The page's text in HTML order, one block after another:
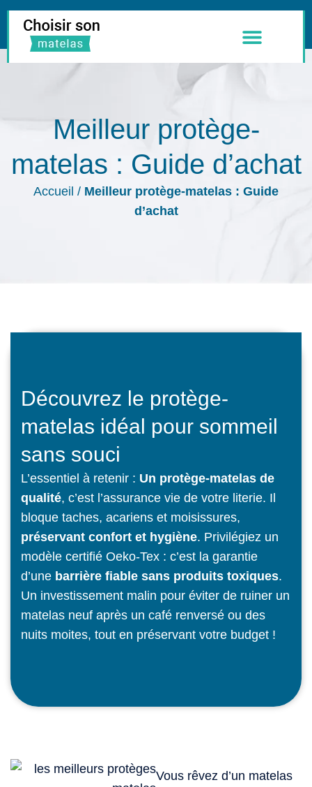
Meilleur protège-
matelas : Guide d’achat
Accueil / Meilleur protège-matelas : Guide
d’achat
Découvrez le protège-
matelas idéal pour sommeil
sans souci
L’essentiel à retenir : Un protège-matelas de
qualité, c’est l’assurance vie de votre literie. Il
bloque taches, acariens et moisissures,
préservant confort et hygiène. Privilégiez un
modèle certifié Oeko-Tex : c’est la garantie
d’une barrière fiable sans produits toxiques.
Un investissement malin pour éviter de ruiner un
matelas neuf après un café renversé ou des
nuits moites, tout en préservant votre budget !
Vous rêvez d’un matelas